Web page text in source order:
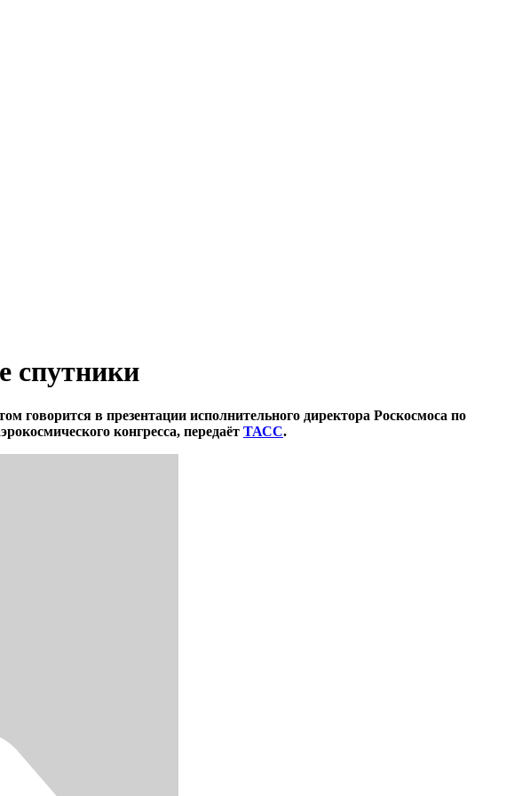
спутники
говорится в презентации исполнительного директора Роскосмоса по
конгресса, передаёт ТАСС.